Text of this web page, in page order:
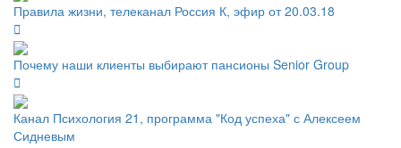
Правила жизни, телеканал Россия К, эфир от 20.03.18
Почему наши клиенты выбирают пансионы Senior Group
Канал Психология 21, программа "Код успеха" с Алексеем
Сидневым